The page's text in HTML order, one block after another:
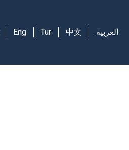
Eng Tur 中文 العربية